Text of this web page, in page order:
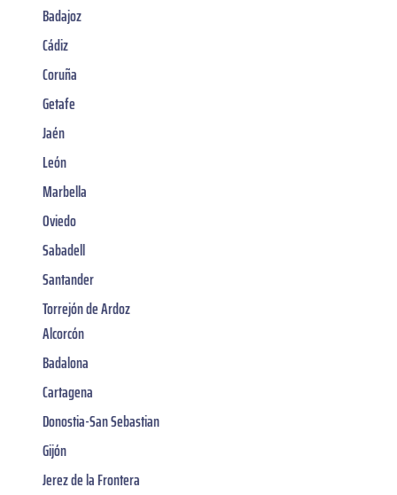
Badajoz
Cádiz
Coruña
Getafe
Jaén
León
Marbella
Oviedo
Sabadell
Santander
Torrejón de Ardoz
Alcorcón
Badalona
Cartagena
Donostia-San Sebastian
Gijón
Jerez de la Frontera